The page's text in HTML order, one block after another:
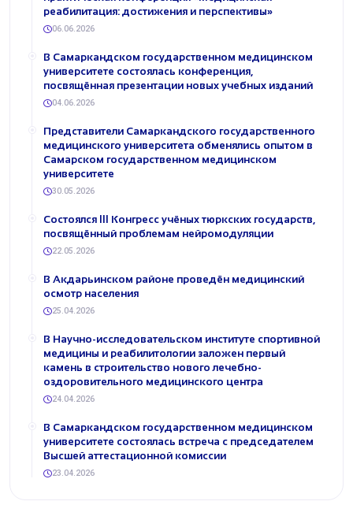
реабилитация: достижения и перспективы»
06.06.2026
В Самаркандском государственном медицинском
университете состоялась конференция,
посвящённая презентации новых учебных изданий
04.06.2026
Представители Самаркандского государственного
медицинского университета обменялись опытом в
Самарском государственном медицинском
университете
30.05.2026
Состоялся III Конгресс учёных тюркских государств,
посвящённый проблемам нейромодуляции
22.05.2026
В Акдарьинском районе проведён медицинский
осмотр населения
25.04.2026
В Научно-исследовательском институте спортивной
медицины и реабилитологии заложен первый
камень в строительство нового лечебно-
оздоровительного медицинского центра
24.04.2026
В Самаркандском государственном медицинском
университете состоялась встреча с председателем
Высшей аттестационной комиссии
23.04.2026